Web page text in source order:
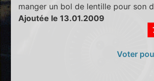
manger un bol de lentille pour son
Ajoutée le 13.01.2009
Voter